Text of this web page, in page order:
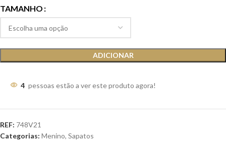
TAMANHO
ADICIONAR
4 pessoas estão a ver este produto agora!
REF: 748V21
Categorias: Menino, Sapatos